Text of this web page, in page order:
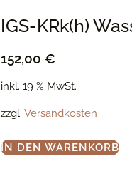
IGS-KRk(h)
152,00 €
inkl. 19 % MwSt.
zzgl. Versandkosten
IN DEN WARENKORB